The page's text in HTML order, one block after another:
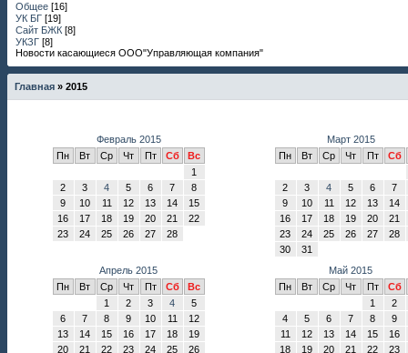
Общее [16]
УК БГ [19]
Сайт БЖК [8]
УКЗГ [8]
Новости касающиеся ООО"Управляющая компания"
Главная » 2015
Февраль 2015
Пн
Вт Ср Чт Пт Сб
Вс
1
2
3 4 5 6 7
8
9
10 11 12 13 14
15
16
17 18 19 20 21
22
23
24 25 26 27 28
Март 2015
Пн
Вт Ср Чт Пт Сб
2 3 4 5 6
7
9
10 11 12 13
14
16
17 18 19 20
21
23
24 25 26 27
28
30
31
Апрель 2015
Пн
Вт Ср Чт Пт Сб
Вс
1
2 3 4
5
6
7 8 9 10 11
12
13
14 15 16 17 18
19
20
21 22 23 24 25
26
Май 2015
Пн
Вт Ср Чт Пт
Сб
1
2
4
5 6 7 8
9
11
12 13 14 15
16
18
19 20 21 22
23